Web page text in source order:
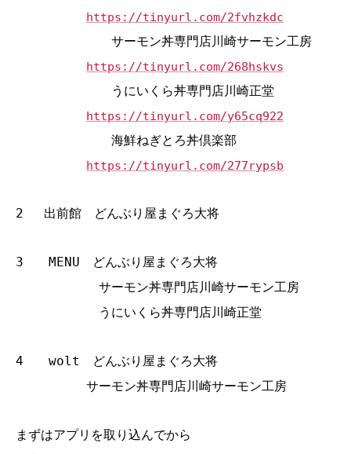
https://tinyurl.com/2fvhzkdc
サーモン丼専門店川崎サーモン工房
https://tinyurl.com/268hskvs
うにいくら丼専門店川崎正堂
https://tinyurl.com/y65cq922
海鮮ねぎとろ丼倶楽部
https://tinyurl.com/277rypsb
2 出前館 どんぶり屋まぐろ大将
3 MENU どんぶり屋まぐろ大将
サーモン丼専門店川崎サーモン工房
うにいくら丼専門店川崎正堂
4 wolt どんぶり屋まぐろ大将
サーモン丼専門店川崎サーモン工房
まずはアプリを取り込んでから